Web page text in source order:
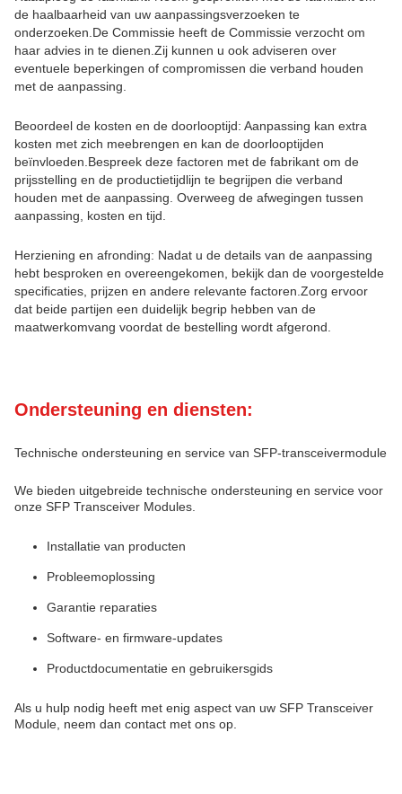
de haalbaarheid van uw aanpassingsverzoeken te
onderzoeken.De Commissie heeft de Commissie verzocht om
haar advies in te dienen.Zij kunnen u ook adviseren over
eventuele beperkingen of compromissen die verband houden
met de aanpassing.
Beoordeel de kosten en de doorlooptijd: Aanpassing kan extra
kosten met zich meebrengen en kan de doorlooptijden
beïnvloeden.Bespreek deze factoren met de fabrikant om de
prijsstelling en de productietijdlijn te begrijpen die verband
houden met de aanpassing. Overweeg de afwegingen tussen
aanpassing, kosten en tijd.
Herziening en afronding: Nadat u de details van de aanpassing
hebt besproken en overeengekomen, bekijk dan de voorgestelde
specificaties, prijzen en andere relevante factoren.Zorg ervoor
dat beide partijen een duidelijk begrip hebben van de
maatwerkomvang voordat de bestelling wordt afgerond.
Ondersteuning en diensten:
Technische ondersteuning en service van SFP-transceivermodule
We bieden uitgebreide technische ondersteuning en service voor
onze SFP Transceiver Modules.
Installatie van producten
Probleemoplossing
Garantie reparaties
Software- en firmware-updates
Productdocumentatie en gebruikersgids
Als u hulp nodig heeft met enig aspect van uw SFP Transceiver
Module, neem dan contact met ons op.